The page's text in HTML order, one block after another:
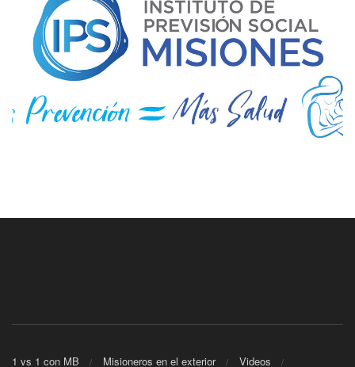
1 vs 1 con MB Misioneros en el exterior Videos